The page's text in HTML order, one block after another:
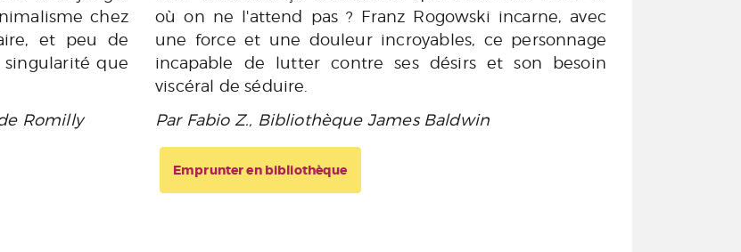
chez
et peu de
que
Romilly
où on ne l'attend pas ? Franz Rogowski incarne, avec
une force et une douleur incroyables, ce personnage
incapable de lutter contre ses désirs et son besoin
viscéral de séduire.
Par Fabio Z., Bibliothèque James Baldwin
Emprunter en bibliothèque